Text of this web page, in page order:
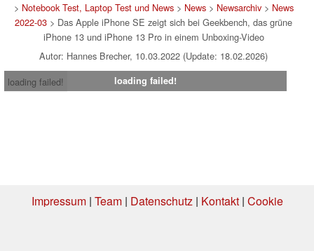
> Notebook Test, Laptop Test und News> News> Newsarchiv> News
2022-03 > Das Apple iPhone SE zeigt sich bei Geekbench, das grüne
iPhone 13 und iPhone 13 Pro in einem Unboxing-Video
Autor: Hannes Brecher, 10.03.2022 (Update: 18.02.2026)
loading failed!
loading failed!
Impressum| Team| Datenschutz| Kontakt| Cookie